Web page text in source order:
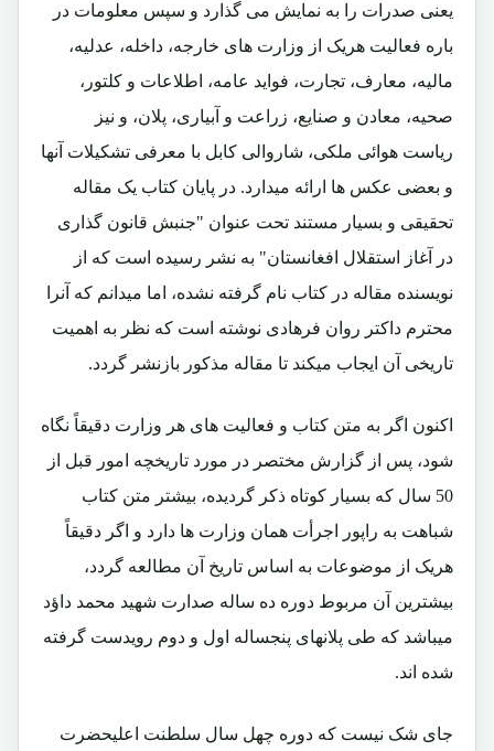
یعنی صدرات را به نمایش می گذارد و سپس معلومات در
باره فعالیت هریک از وزارت های خارجه، داخله، عدلیه،
مالیه، معارف، تجارت، فواید عامه، اطلاعات و کلتور،
صحیه، معادن و صنایع، زراعت و آبیاری، پلان، و نیز
ریاست هوائی ملکی، شاروالی کابل با معرفی تشکیلات آنها
و بعضی عکس ها ارائه میدارد. در پایان کتاب یک مقاله
تحقیقی و بسیار مستند تحت عنوان "جنبش قانون گذاری
در آغاز استقلال افغانستان" به نشر رسیده است که از
نویسنده مقاله در کتاب نام گرفته نشده، اما میدانم که آنرا
محترم داکتر روان فرهادی نوشته است که نظر به اهمیت
تاریخی آن ایجاب میکند تا مقاله مذکور بازنشر گردد.
اکنون اگر به متن کتاب و فعالیت های هر وزارت دقیقاً نگاه
شود، پس از گزارش مختصر در مورد تاریخچه امور قبل از
50 سال که بسیار کوتاه ذکر گردیده، بیشتر متن کتاب
شباهت به راپور اجرأت همان وزارت ها دارد و اگر دقیقاً
هریک از موضوعات به اساس تاریخ آن مطالعه گردد،
بیشترین آن مربوط دوره ده ساله صدارت شهید محمد داؤد
میباشد که طی پلانهای پنجساله اول و دوم رویدست گرفته
شده اند.
جای شک نیست که دوره چهل سال سلطنت اعلیحضرت